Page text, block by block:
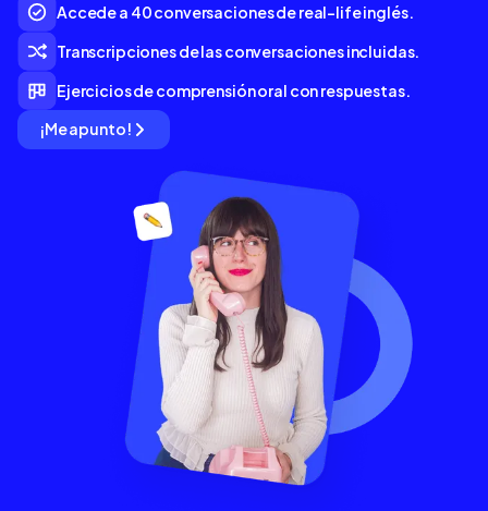
Accede a 40 conversaciones de real-life inglés.
Transcripciones de las conversaciones incluidas.
Ejercicios de comprensión oral con respuestas.
¡Me apunto!